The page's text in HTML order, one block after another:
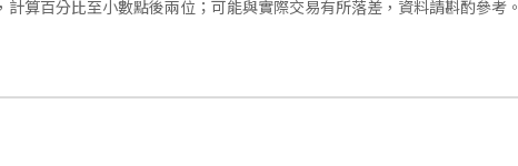
算百分比至小數點後兩位；可能與實際交易有所落差，資料請斟酌參考。